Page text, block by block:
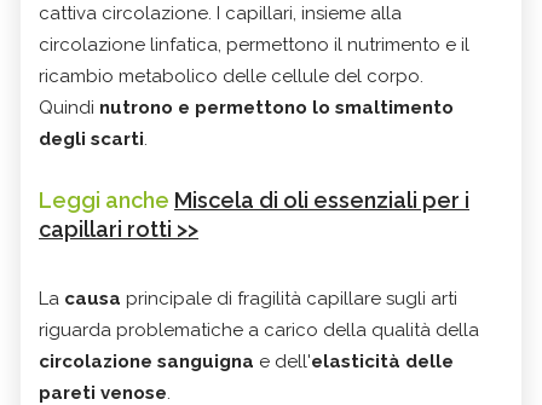
cattiva circolazione. I capillari, insieme alla
circolazione linfatica, permettono il nutrimento e il
ricambio metabolico delle cellule del corpo.
Quindi nutrono e permettono lo smaltimento
degli scarti.
Leggi anche Miscela di oli essenziali per i
capillari rotti >>
La causa principale di fragilità capillare sugli arti
riguarda problematiche a carico della qualità della
circolazione sanguigna e dell'elasticità delle
pareti venose.